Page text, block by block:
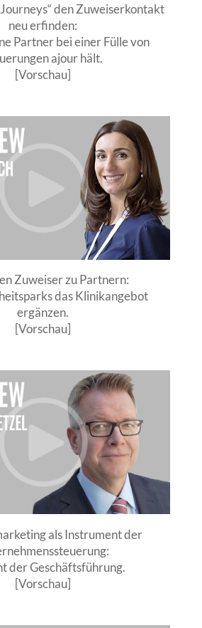
den Zuweiserkontakt
neu erfinden:
Partner bei einer Fülle von
ajour hält.
[Vorschau]
Zuweiser zu Partnern:
das Klinikangebot
ergänzen.
[Vorschau]
als Instrument der
der Geschäftsführung.
[Vorschau]